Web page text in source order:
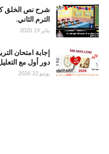
2026 للثانوية
العامة
.شرح نص
الخلق كنز لا
يفنى - الصف
الثاني الإعدادي
الترم الثاني
شرح نص الخلق
الترم الثاني.
يناير 19, 2020
.إجابة امتحان
التربية الدينية
الإسلامية
دور أول مع
يونيو 22, 2026